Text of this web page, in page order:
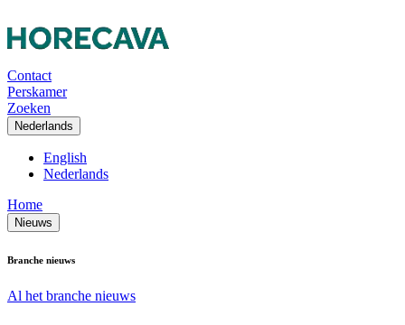
Contact
Perskamer
Zoeken
Nederlands
English
Nederlands
Home
Nieuws
Branche nieuws
Al het branche nieuws